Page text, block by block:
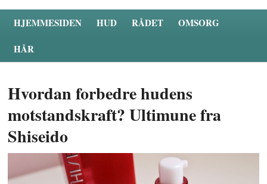
HJEMMESIDEN HUD RÅDET
OMSORG
HÅR
Hvordan forbedre hudens
motstandskraft? Ultimune fra
Shiseido